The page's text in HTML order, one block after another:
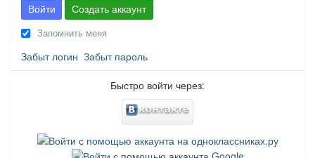
Войти Создать аккаунт
Запомнить меня
Забыт логин Забыт пароль
Быстро войти через: